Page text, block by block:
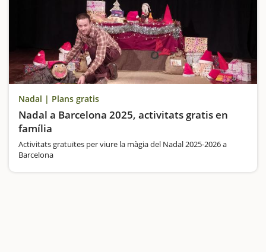
Nadal | Plans gratis
Nadal a Barcelona 2025, activitats gratis en
família
Activitats gratuïtes per viure la màgia del Nadal 2025-2026 a
Barcelona